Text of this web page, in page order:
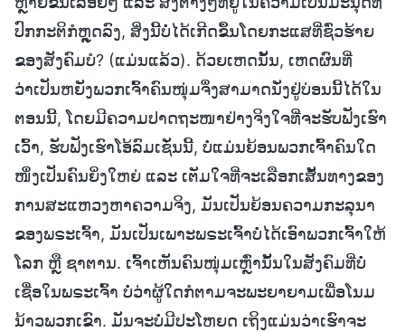
ປົກກະຕິກໍຫຼຸດລົງ, ສິ່ງນີ້ບໍ່ໄດ້ເກີດຂຶ້ນໂດຍກະແສທີ່ຊົ່ວຮ້າຍ
ຂອງສັງຄົມບໍ? (ແມ່ນແລ້ວ). ດ້ວຍເຫດນັ້ນ, ເຫດຜົນທີ່
ວ່າເປັນຫຍັງພວກເຈົ້າຄົນໜຸ່ມຈຶ່ງສາມາດນັ່ງຢູ່ບ່ອນນີ້ໄດ້ໃນ
ຕອນນີ້, ໂດຍມີຄວາມປາດຖະໜາຢ່າງຈິງໃຈທີ່ຈະຮັບຟັງເຮົາ
ເວົ້າ, ຮັບຟັງເຮົາໂອ້ລົມເຊັ່ນນີ້, ບໍ່ແມ່ນຍ້ອນພວກເຈົ້າຄົນໃດ
ໜຶ່ງເປັນຄົນຍິ່ງໃຫຍ່ ແລະ ເຕັມໃຈທີ່ຈະເລືອກເສັ້ນທາງຂອງ
ການສະແຫວງຫາຄວາມຈິງ, ມັນເປັນຍ້ອນຄວາມກະລຸນາ
ຂອງພຣະເຈົ້າ, ມັນເປັນເພາະພຣະເຈົ້າບໍ່ໄດ້ເອົາພວກເຈົ້າໃຫ້
ໂລກ ຫຼື ຊາຕານ. ເຈົ້າເຫັນຄົນໜຸ່ມເຫຼົ່ານັ້ນໃນສັງຄົມທີ່ບໍ່
ເຊື່ອໃນພຣະເຈົ້າ ບໍ່ວ່າຜູ້ໃດກໍຕາມຈະພະຍາຍາມເພື່ອໂນມ
ນ້າວພວກເຂົາ. ມັນຈະບໍ່ມີປະໂຫຍດ ເຖິງແມ່ນວ່າເຮົາຈະ